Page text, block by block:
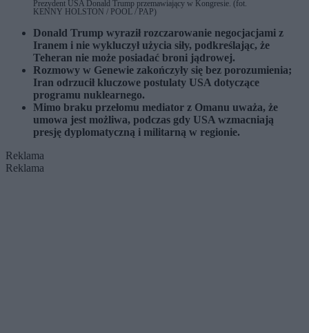
Prezydent USA Donald Trump przemawiający w Kongresie. (fot.
KENNY HOLSTON / POOL / PAP)
Donald Trump wyraził rozczarowanie negocjacjami z
Iranem i nie wykluczył użycia siły, podkreślając, że
Teheran nie może posiadać broni jądrowej.
Rozmowy w Genewie zakończyły się bez porozumienia;
Iran odrzucił kluczowe postulaty USA dotyczące
programu nuklearnego.
Mimo braku przełomu mediator z Omanu uważa, że
umowa jest możliwa, podczas gdy USA wzmacniają
presję dyplomatyczną i militarną w regionie.
Reklama
Reklama